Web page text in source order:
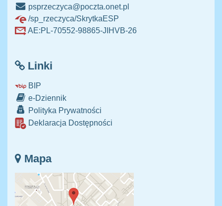
psprzeczyca@poczta.onet.pl
/sp_rzeczyca/SkrytkaESP
AE:PL-70552-98865-JIHVB-26
Linki
BIP
e-Dziennik
Polityka Prywatności
Deklaracja Dostępności
Mapa